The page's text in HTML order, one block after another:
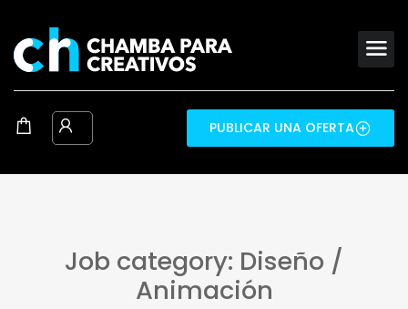
PUBLICAR UNA OFERTA
Job category: Diseño /
Animación